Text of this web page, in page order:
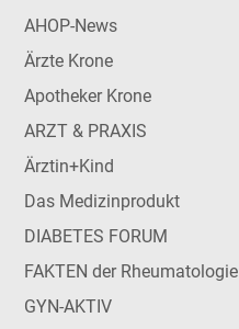
AHOP-News
Ärzte Krone
Apotheker Krone
ARZT & PRAXIS
Ärztin+Kind
Das Medizinprodukt
DIABETES FORUM
FAKTEN der Rheumatologie
GYN-AKTIV